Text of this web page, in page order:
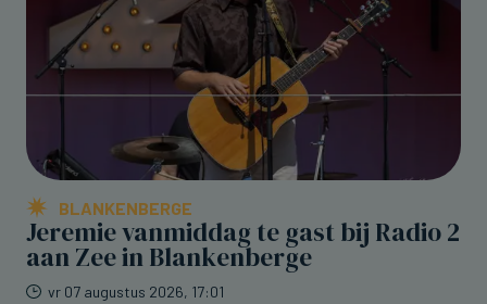
BLANKENBERGE
Jeremie vanmiddag te gast bij Radio 2
aan Zee in Blankenberge
vr 07 augustus 2026, 17:01